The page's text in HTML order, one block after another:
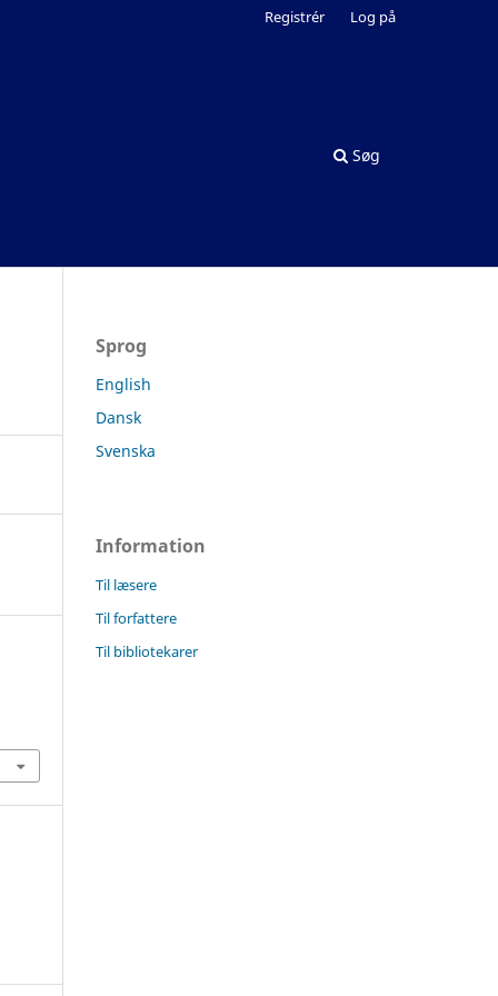
Søg
Registrér Log på
Sprog
English
Dansk
Svenska
Information
Til læsere
Til forfattere
Til bibliotekarer